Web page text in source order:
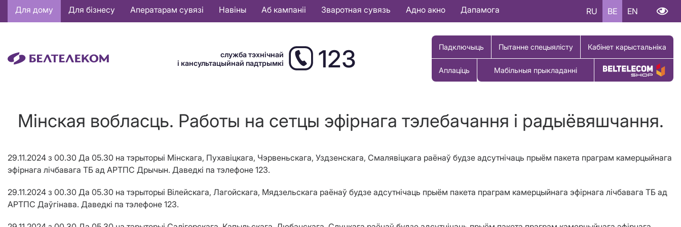
Основная
навигация
Для дому Для бізнесу Аператарам сувязі Навіны Аб кампаніі Зваротная сувязь Адно акно Дапамога RU BE EN
служба тэхнічнай
і кансультацыйнай падтрымкі
123 Падключыць Пытанне спецыялісту Кабінет карыстальніка
Аплаціць Мабільныя прыкладанні Купіць тавар
Мінская вобласць. Работы на сетцы эфірнага тэлебачання і радыёвяшчання.
29.11.2024 з 00.30 Да 05.30 на тэрыторыі Мінскага, Пухавіцкага, Чэрвеньскага, Уздзенскага, Смалявіцкага раёнаў будзе адсутнічаць прыём пакета праграм камерцыйнага
эфірнага лічбавага ТБ ад АРТПС Дрычын. Даведкі па тэлефоне 123.
29.11.2024 з 00.30 Да 05.30 на тэрыторыі Вілейскага, Лагойскага, Мядзельскага раёнаў будзе адсутнічаць прыём пакета праграм камерцыйнага эфірнага лічбавага ТБ ад
АРТПС Даўгінава. Даведкі па тэлефоне 123.